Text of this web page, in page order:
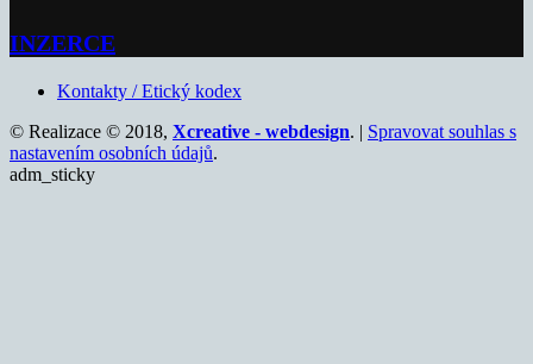
INZERCE
Kontakty / Etický kodex
© Realizace © 2018, Xcreative - webdesign. | Spravovat souhlas s
nastavením osobních údajů.
adm_sticky